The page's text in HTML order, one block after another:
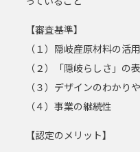
【審査基準】
（１）隠岐産原材料の活
（２）「隠岐らしさ」の
（３）デザインのわかり
（４）事業の継続性
【認定のメリット】